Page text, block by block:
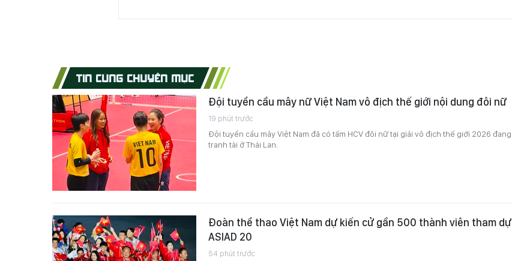
TIN CÙNG CHUYÊN MỤC
Đội tuyển cầu mây nữ Việt Nam vô địch thế giới nội dung đôi nữ
19 phút trước
Đội tuyển cầu mây Việt Nam đã có tấm HCV đôi nữ tại giải vô địch thế giới 2026 đang
tranh tài ở Thái Lan.
Đoàn thể thao Việt Nam dự kiến cử gần 500 thành viên tham dự
ASIAD 20
54 phút trước